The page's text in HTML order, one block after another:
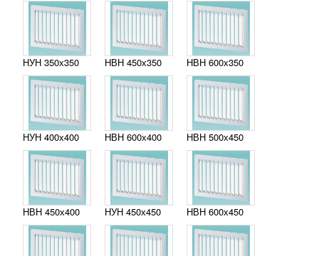
НУН 350х350 НВН 450х350 НВН 600х350
НУН 400х400
НВН 450х400
НВН 600х400
НУН 450х450
НВН 500х450
НВН 600х450